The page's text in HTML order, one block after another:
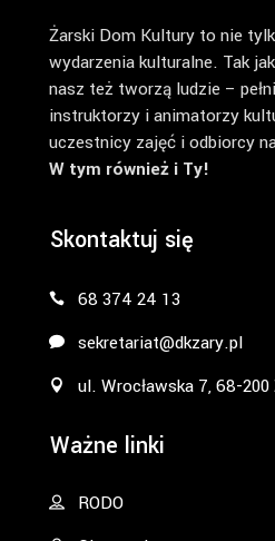
Żarski Dom Kultury to nie
wydarzenia kulturalne. Tak
nasz też tworzą ludzie –
instruktorzy i animatorzy
uczestnicy zajęć i odbiorcy
W tym również i Ty!
Skontaktuj się
68 374 24 13
sekretariat@dkzary.pl
ul. Wrocławska 7, 68-200
Ważne linki
RODO